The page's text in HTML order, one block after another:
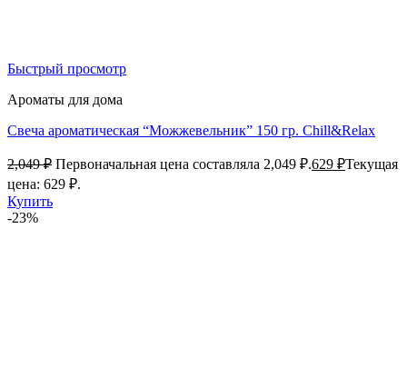
Быстрый просмотр
Ароматы для дома
Свеча ароматическая “Можжевельник” 150 гр. Chill&Relax
2,049₽ Первоначальная цена составляла 2,049 ₽.629 ₽Текущая
цена: 629 ₽.
Купить
-23%